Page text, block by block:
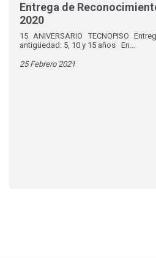
Entrega de
2020
15 ANIVERSARIO TECNOPISO
antigüedad: 5, 10 y 15 años En...
25 Febrero 2021